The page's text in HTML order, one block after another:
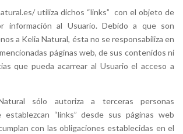
utiliza dichos “links” con el objeto de
información al Usuario. Debido a que son
a Kelia Natural, ésta no se responsabiliza en
páginas web, de sus contenidos ni
que pueda acarrear al Usuario el acceso a
sólo autoriza a terceras personas
“links” desde sus páginas web
con las obligaciones establecidas en el